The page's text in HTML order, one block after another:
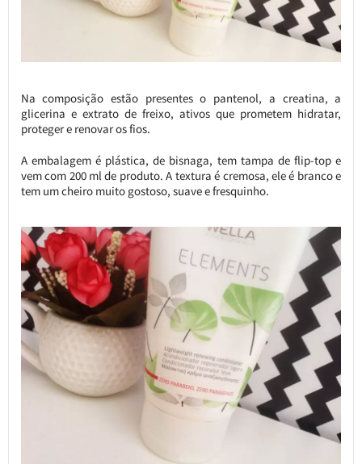
Na composição estão presentes o pantenol, a creatina, a
glicerina e extrato de freixo, ativos que prometem hidratar,
proteger e renovar os fios.
A embalagem é plástica, de bisnaga, tem tampa de flip-top e
vem com 200 ml de produto. A textura é cremosa, ele é branco e
tem um cheiro muito gostoso, suave e fresquinho.